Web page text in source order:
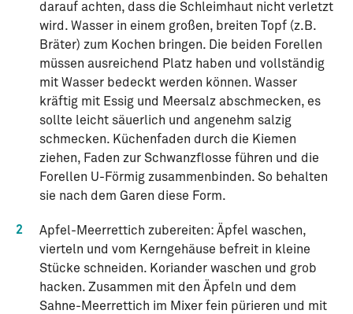
darauf achten, dass die Schleimhaut nicht verletzt
wird. Wasser in einem großen, breiten Topf (z.B.
Bräter) zum Kochen bringen. Die beiden Forellen
müssen ausreichend Platz haben und vollständig
mit Wasser bedeckt werden können. Wasser
kräftig mit Essig und Meersalz abschmecken, es
sollte leicht säuerlich und angenehm salzig
schmecken. Küchenfaden durch die Kiemen
ziehen, Faden zur Schwanzflosse führen und die
Forellen U-Förmig zusammenbinden. So behalten
sie nach dem Garen diese Form.
2
Apfel-Meerrettich zubereiten: Äpfel waschen,
vierteln und vom Kerngehäuse befreit in kleine
Stücke schneiden. Koriander waschen und grob
hacken. Zusammen mit den Äpfeln und dem
Sahne-Meerrettich im Mixer fein pürieren und mit